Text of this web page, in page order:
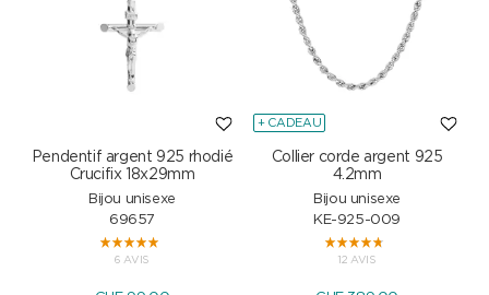
Pendentif argent 925 rhodié
Crucifix 18x29mm
Bijou unisexe
69657
6 AVIS
+ CADEAU
Collier corde argent 925
4.2mm
Bijou unisexe
KE-925-009
12 AVIS